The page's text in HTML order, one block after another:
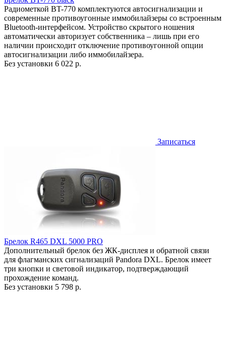
Радиометкой BT-770 комплектуются автосигнализации и
современные противоугонные иммобилайзеры со встроенным
Bluetooth-интерфейсом. Устройство скрытого ношения
автоматически авторизует собственника – лишь при его
наличии происходит отключение противоугонной опции
автосигнализации либо иммобилайзера.
Без установки 6 022 р.
Записаться
Брелок R465 DXL 5000 PRO
Дополнительный брелок без ЖК-дисплея и обратной связи
для флагманских сигнализаций Pandora DXL. Брелок имеет
три кнопки и световой индикатор, подтверждающий
прохождение команд.
Без установки 5 798 р.